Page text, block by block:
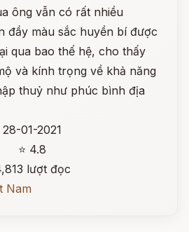
ông vẫn có rất nhiều
đầy màu sắc huyền bí được
qua bao thế hệ, cho thấy
và kính trọng về khả năng
thuỷ như phúc bình địa
28-01-2021
⭐ 4.8
lượt đọc
Nam